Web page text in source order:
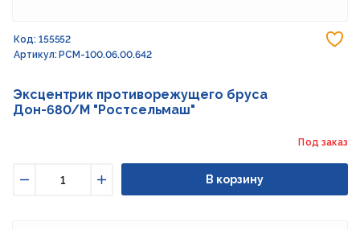
Код: 155552
Артикул: РСМ-100.06.00.642
Эксцентрик противорежущего бруса
Дон-680/М "Ростсельмаш"
Под заказ
Увеличить
В корзину